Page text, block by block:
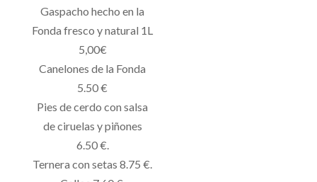
Gaspacho hecho en la
Fonda fresco y natural 1L
5,00€
Canelones de la Fonda
5.50 €
Pies de cerdo con salsa
de ciruelas y piñones
6.50 €.
Ternera con setas 8.75 €.